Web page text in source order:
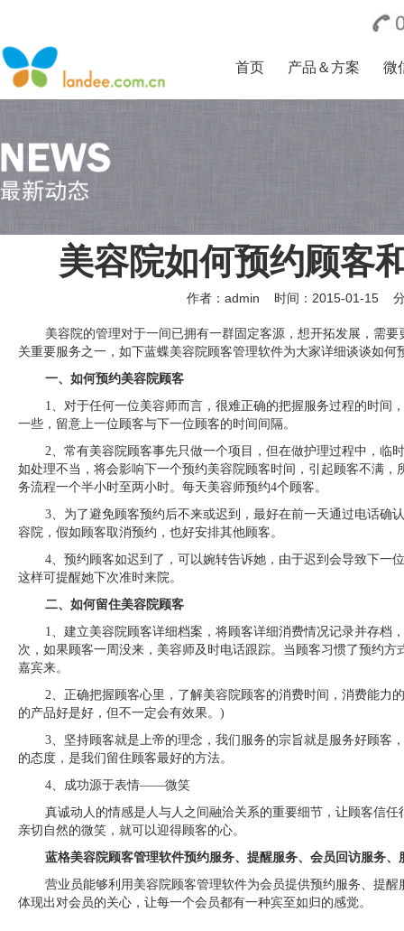
首页 产品＆方案 微
美容院如何预约顾客
作者：admin 时间：2015-01-15
美容院的管理对于一间已拥有一群固定客源，想开拓发展，需
关重要服务之一，如下蓝蝶美容院顾客管理软件为大家详细谈谈如何
一、如何预约美容院顾客
1、对于任何一位美容师而言，很难正确的把握服务过程的时间
一些，留意上一位顾客与下一位顾客的时间间隔。
2、常有美容院顾客事先只做一个项目，但在做护理过程中，临
如处理不当，将会影响下一个预约美容院顾客时间，引起顾客不满，
务流程一个半小时至两小时。每天美容师预约4个顾客。
3、为了避免顾客预约后不来或迟到，最好在前一天通过电话确
容院，假如顾客取消预约，也好安排其他顾客。
4、预约顾客如迟到了，可以婉转告诉她，由于迟到会导致下一
这样可提醒她下次准时来院。
二、如何留住美容院顾客
1、建立美容院顾客详细档案，将顾客详细消费情况记录并存档
次，如果顾客一周没来，美容师及时电话跟踪。当顾客习惯了预约
嘉宾来。
2、正确把握顾客心里，了解美容院顾客的消费时间，消费能力
的产品好是好，但不一定会有效果。)
3、坚持顾客就是上帝的理念，我们服务的宗旨就是服务好顾客
的态度，是我们留住顾客最好的方法。
4、成功源于表情——微笑
真诚动人的情感是人与人之间融洽关系的重要细节，让顾客信
亲切自然的微笑，就可以迎得顾客的心。
蓝格美容院顾客管理软件预约服务、提醒服务、会员回访服务、
营业员能够利用 美容院顾客管理软件为会员提供预约服务、提
体现出对会员的关心，让每一个会员都有一种宾至如归的感觉。